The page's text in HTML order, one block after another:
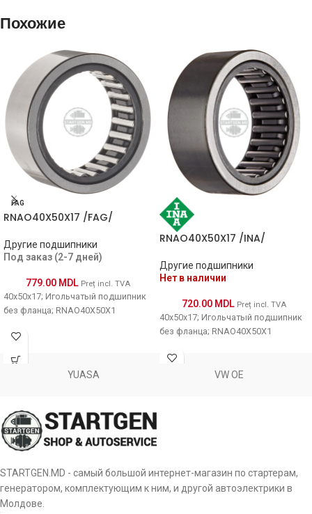
Похожие
FAG
RNAO40X50X17 /FAG/
Другие подшипники
Под заказ (2-7 дней)
779.00 MDL Preț incl. TVA
40x50x17; Игольчатый подшипник
без фланца; RNAO40X50X1
RNAO40X50X17 /INA/
Другие подшипники
Нет в наличии
720.00 MDL Preț incl. TVA
40x50x17; Игольчатый подшипник
без фланца; RNAO40X50X1
YUASA VW OE
STARTGEN.MD - самый большой интернет-магазин по стартерам,
генератором, комплектующим к ним, и другой автоэлектрики в
Молдове.